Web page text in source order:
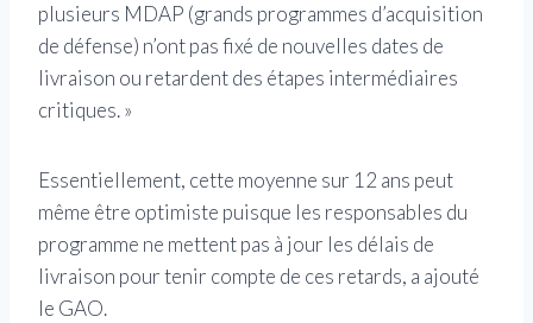
plusieurs MDAP (grands programmes d’acquisition
de défense) n’ont pas fixé de nouvelles dates de
livraison ou retardent des étapes intermédiaires
critiques. »
Essentiellement, cette moyenne sur 12 ans peut
même être optimiste puisque les responsables du
programme ne mettent pas à jour les délais de
livraison pour tenir compte de ces retards, a ajouté
le GAO.